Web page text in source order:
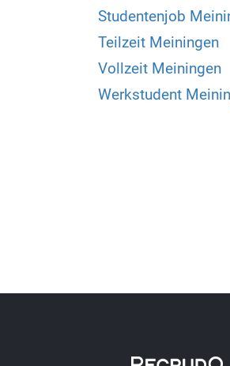
Studentenjob
Teilzeit Meiningen
Vollzeit Meiningen
Werkstudent